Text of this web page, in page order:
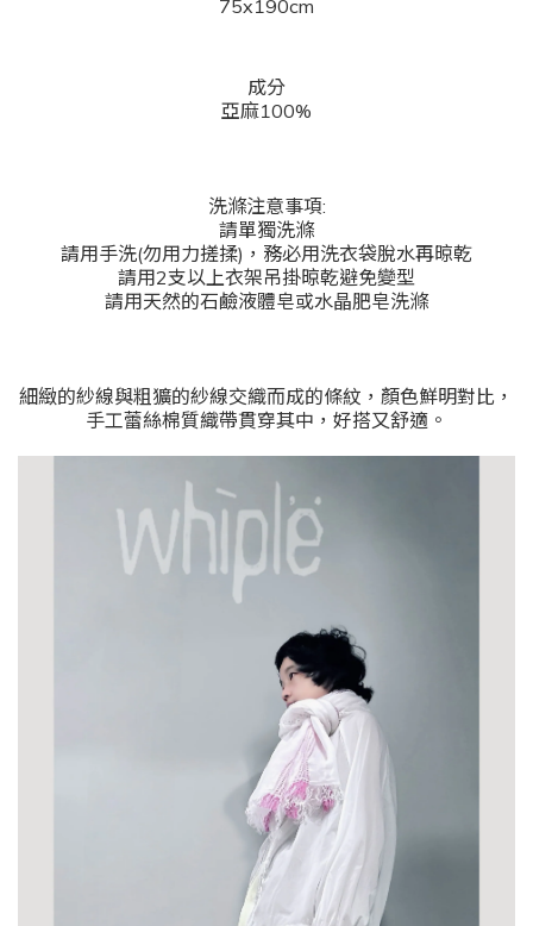
75x190cm
成分
亞麻100%
洗滌注意事項:
請單獨洗滌
請用手洗(勿用力搓揉)，務必用洗衣袋脫水再晾乾
請用2支以上衣架吊掛晾乾避免變型
請用天然的石鹼液體皂或水晶肥皂洗滌
細緻的紗線與粗獷的紗線交織而成的條紋，顏色鮮明對比，
手工蕾絲棉質織帶貫穿其中，好搭又舒適。